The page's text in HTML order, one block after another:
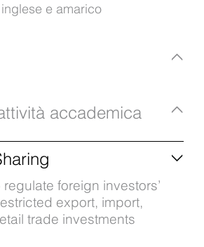
e amarico
accademica
foreign investors’
export, import,
trade investments